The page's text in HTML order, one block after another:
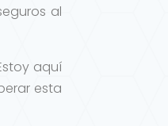
al
aquí
esta